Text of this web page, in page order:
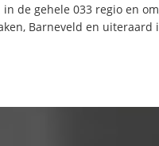
de gehele 033 regio en
Barneveld en uiteraard